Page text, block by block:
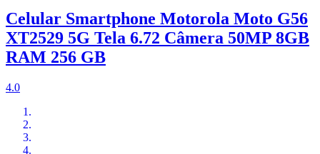
Celular Smartphone Motorola Moto G56
XT2529 5G Tela 6.72 Câmera 50MP 8GB
RAM 256 GB
4.0